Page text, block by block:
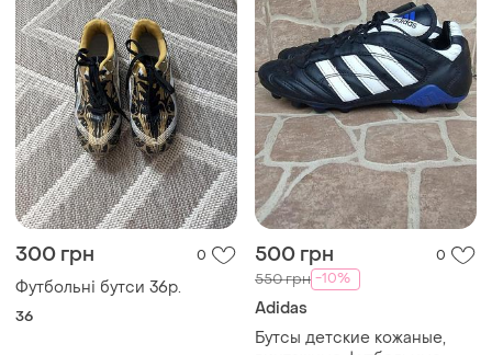
300 грн 0
Футбольні бутси 36р.
36
500 грн 0
550 грн -10%
Adidas
Бутсы детские кожаные,
винтажные футбольные,
adidas jbc - 752001, размер
37(22,5) см.
37